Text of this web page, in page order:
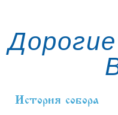
История собора